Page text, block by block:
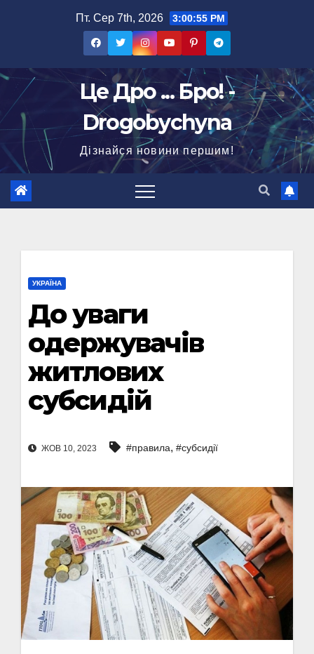
Пт. Сер 7th, 2026 3:00:56 PM
Це Дро ... Бро! -
Drogobychyna
Дізнайся новини першим!
УКРАЇНА
До уваги
одержувачів
житлових
субсидій
ЖОВ 10, 2023 #правила, #субсидії